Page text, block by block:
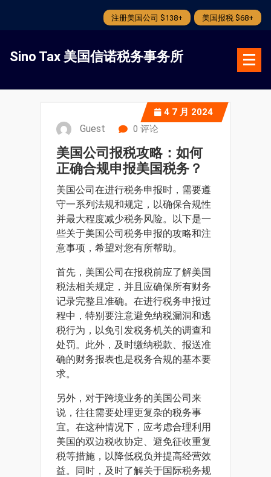
注册美国公司 $138+ 美国报税 $68+
Sino Tax 美国信诺税务事务所
4 7 月 2024
Guest 0 评论
美国公司报税攻略：如何
正确合规申报美国税务？
美国公司在进行税务申报时，需要遵
守一系列法规和规定，以确保合规性
并最大程度减少税务风险。以下是一
些关于美国公司税务申报的攻略和注
意事项，希望对您有所帮助。
首先，美国公司在报税前应了解美国
税法相关规定，并且应确保所有财务
记录完整且准确。在进行税务申报过
程中，特别要注意避免纳税漏洞和逃
税行为，以免引发税务机关的调查和
处罚。此外，及时缴纳税款、报送准
确的财务报表也是税务合规的基本要
求。
另外，对于跨境业务的美国公司来
说，往往需要处理更复杂的税务事
宜。在这种情况下，应考虑合理利用
美国的双边税收协定、避免征收重复
税等措施，以降低税负并提高经营效
益。同时，及时了解关于国际税务规